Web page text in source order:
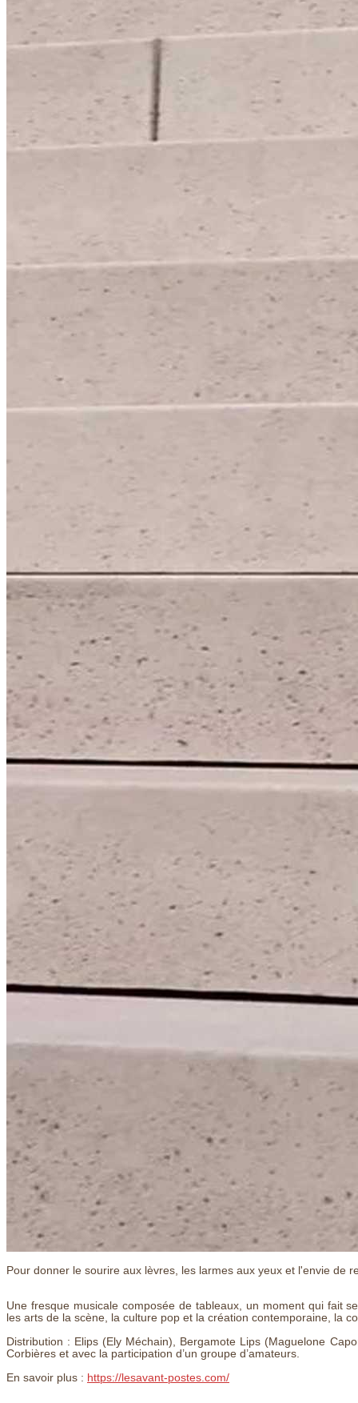
Pour donner le sourire aux lèvres, les larmes aux yeux et l'envie de
Une fresque musicale composée de tableaux, un moment qui fait
les arts de la scène, la culture pop et la création contemporaine, la
Distribution : Elips (Ely Méchain), Bergamote Lips (Maguelone
Corbières et avec la participation d’un groupe d’amateurs.
En savoir plus : https://lesavant-postes.com/